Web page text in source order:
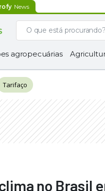
News
agropecuárias
Tarifaço
no Brasil